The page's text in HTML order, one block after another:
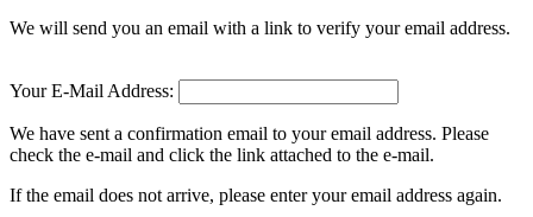
We will send you an email with a link to verify your email address.
Your E-Mail Address:
We have sent a confirmation email to your email address. Please
check the e-mail and click the link attached to the e-mail.
If the email does not arrive, please enter your email address again.